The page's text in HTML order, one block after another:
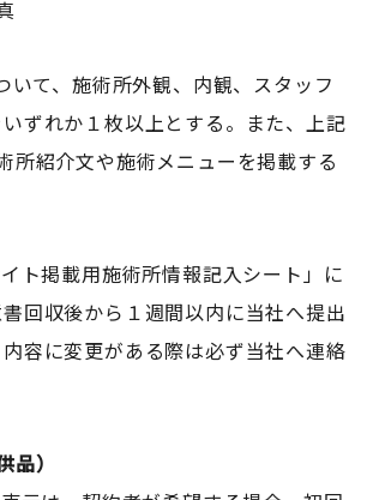
いて、施術所外観、内観、スタッフ
ずれか１枚以上とする。また、上記
所紹介文や施術メニューを掲載する
ト掲載用施術所情報記入シート」に
回収後から１週間以内に当社へ提出
容に変更がある際は必ず当社へ連絡
）